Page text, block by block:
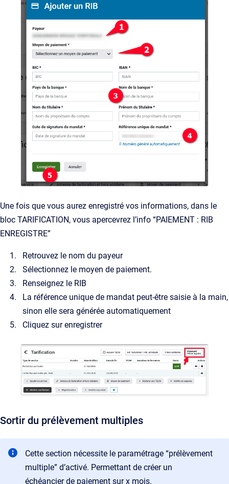
Une fois que vous aurez enregistré vos informations, dans le
bloc TARIFICATION, vous apercevrez l’info “PAIEMENT : RIB
ENREGISTRE”
Retrouvez le nom du payeur
Sélectionnez le moyen de paiement.
Renseignez le RIB
La référence unique de mandat peut-être saisie à la main,
sinon elle sera générée automatiquement
Cliquez sur enregistrer
Sortir du prélèvement multiples
Cette section nécessite le paramétrage “prélèvement
multiple” d’activé. Permettant de créer un
échéancier de paiement sur x mois.